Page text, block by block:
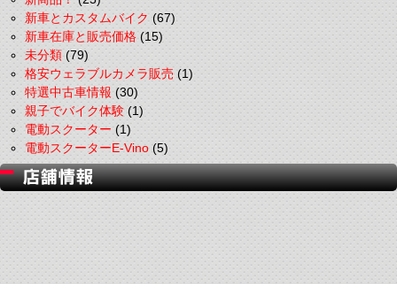
新車とカスタムバイク(67)
新車在庫と販売価格(15)
未分類(79)
格安ウェラブルカメラ販売(1)
特選中古車情報(30)
親子でバイク体験(1)
電動スクーター(1)
電動スクーターE-Vino(5)